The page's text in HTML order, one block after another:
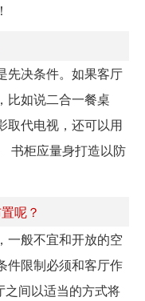
先决条件。如果客厅
比如说二合一餐桌
取代电视，还可以用
书柜应量身打造以防
呢？
一般不宜和开放的空
件限制必须和客厅作
间以适当的方式将